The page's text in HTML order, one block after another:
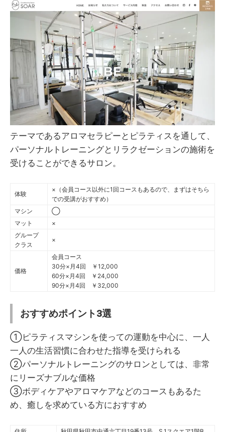
テーマであるアロマセラピーとピラティスを通して、
パーソナルトレーニングとリラクゼーションの施術を
受けることができるサロン。
体験
×（会員コース以外に1回コースもあるので、まずはそちら
での受講がおすすめ）
マシン
◯
マット
×
グループ
クラス
×
価格
会員コース
30分×月4回 ￥12,000
60分×月4回 ￥24,000
90分×月4回 ￥32,000
おすすめポイント3選
①ピラティスマシンを使っての運動を中心に、一人
一人の生活習慣に合わせた指導を受けられる
②パーソナルトレーニングのサロンとしては、非常
にリーズナブルな価格
③ボディケアやアロマケアなどのコースもあるた
め、癒しを求めている方におすすめ